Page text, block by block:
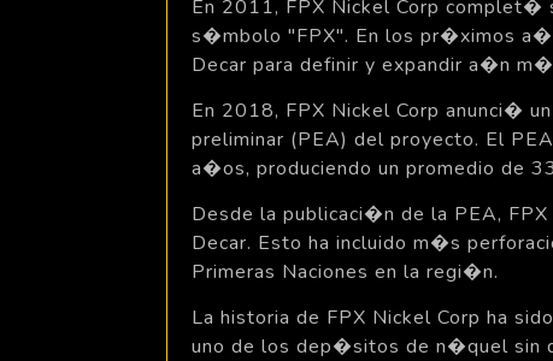
En 2011, FPX Nickel Corp
s�mbolo "FPX". En los pr�ximos
Decar para definir y expandir a�n
En 2018, FPX Nickel Corp anunci�
preliminar (PEA) del proyecto. El
a�os, produciendo un promedio de
Desde la publicaci�n de la PEA,
Decar. Esto ha incluido m�s
Primeras Naciones en la regi�n.
La historia de FPX Nickel Corp ha
uno de los dep�sitos de n�quel sin